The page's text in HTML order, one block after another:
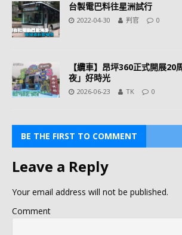
台製電巴料往星洲試行
2022-04-30 判官 0
【纜車】昂坪360正式開展20
夜」好時光
2026-06-23 TK 0
BE THE FIRST TO COMMENT
Leave a Reply
Your email address will not be published.
Comment